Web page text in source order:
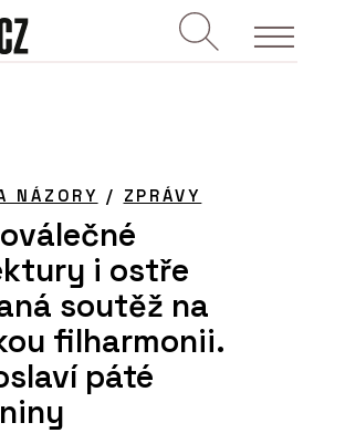
NÁZORY / ZPRÁVY
i ostře
soutěž na
filharmonii.
páté